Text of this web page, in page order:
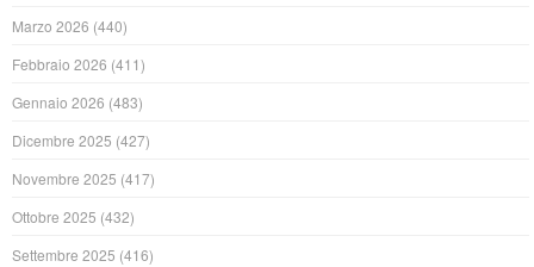
Marzo 2026 (440)
Febbraio 2026 (411)
Gennaio 2026 (483)
Dicembre 2025 (427)
Novembre 2025 (417)
Ottobre 2025 (432)
Settembre 2025 (416)